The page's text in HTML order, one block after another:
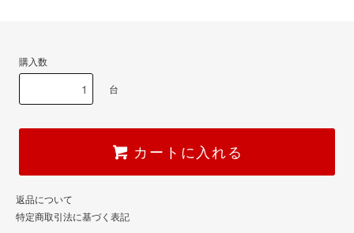
購入数
台
カートに入れる
返品について
特定商取引法に基づく表記